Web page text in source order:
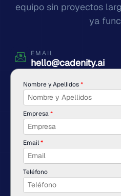
equipo sin proyectos
ya
EMAIL
hello@cadenity.ai
Nombre y Apellidos*
Empresa*
Email*
Teléfono